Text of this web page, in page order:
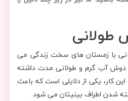
طولانی
با زمستان های سخت زندگی می
دوش آب گرم و طولانی مدت داشته
کار، یکی از دلایلی است که باعث
اطراف بینیتان می شود.